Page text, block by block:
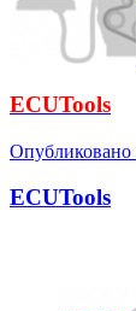
ECUTools
Опубликовано
ECUTools